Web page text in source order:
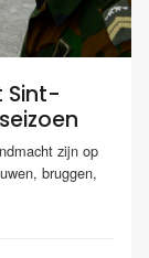
Sint-
zijn op
bruggen,